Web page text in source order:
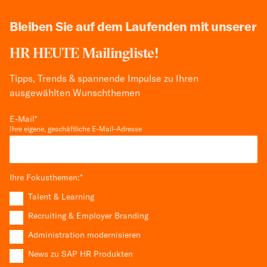
Bleiben Sie auf dem Laufenden mit unserer
HR HEUTE Mailingliste!
Tipps, Trends & spannende Impulse zu Ihren
ausgewählten Wunschthemen
E-Mail*
Ihre eigene, geschäftliche E-Mail-Adresse
Ihre Fokusthemen:*
Talent & Learning
Recruiting & Employer Branding
Administration modernisieren
News zu SAP HR Produkten